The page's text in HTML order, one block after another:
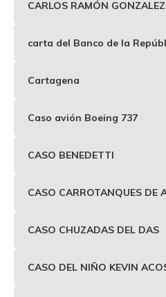
CARLOS RAMÓN GONZALEZ
carta del Banco de la
Cartagena
Caso avión Boeing 737
CASO BENEDETTI
CASO CARROTANQUES DE
CASO CHUZADAS DEL DAS
CASO DEL NIÑO KEVIN